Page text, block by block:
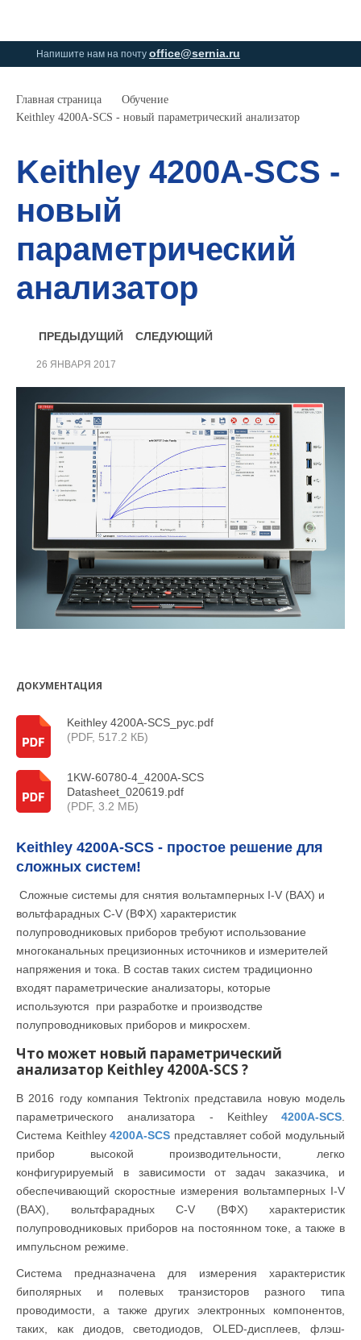
Напишите нам на почту office@sernia.ru
Главная страница
Обучение
Keithley 4200A-SCS - новый параметрический анализатор
Keithley 4200A-SCS -
новый
параметрический
анализатор
ПРЕДЫДУЩИЙ СЛЕДУЮЩИЙ
26 ЯНВАРЯ 2017
ДОКУМЕНТАЦИЯ
Keithley 4200A-SCS_рус.pdf
(PDF, 517.2 КБ)
1KW-60780-4_4200A-SCS
Datasheet_020619.pdf
(PDF, 3.2 МБ)
Keithley 4200A-SCS - простое решение для
сложных систем!
Сложные системы для снятия вольтамперных I-V (ВАХ) и
вольтфарадных C-V (ВФХ) характеристик
полупроводниковых приборов требуют использование
многоканальных прецизионных источников и измерителей
напряжения и тока. В состав таких систем традиционно
входят параметрические анализаторы, которые
используются при разработке и производстве
полупроводниковых приборов и микросхем.
Что может новый параметрический
анализатор Keithley 4200A-SCS ?
В 2016 году компания Tektronix представила новую модель
параметрического анализатора - Keithley 4200A-SCS.
Система Keithley4200A-SCS представляет собой модульный
прибор высокой производительности, легко
конфигурируемый в зависимости от задач заказчика, и
обеспечивающий скоростные измерения вольтамперных I-V
(ВАХ), вольтфарадных C-V (ВФХ) характеристик
полупроводниковых приборов на постоянном токе, а также в
импульсном режиме.
Система предназначена для измерения характеристик
биполярных и полевых транзисторов разного типа
проводимости, а также других электронных компонентов,
таких, как диодов, светодиодов, OLED-дисплеев, флэш-